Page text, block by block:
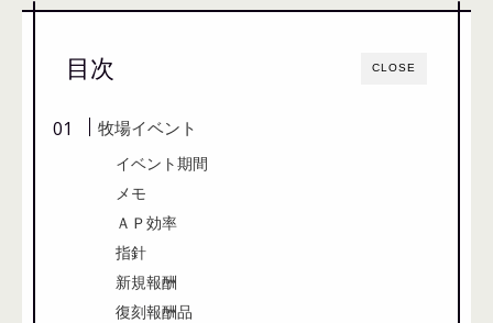
CLOSE
目次
牧場イベント
イベント期間
メモ
ＡＰ効率
指針
新規報酬
復刻報酬品